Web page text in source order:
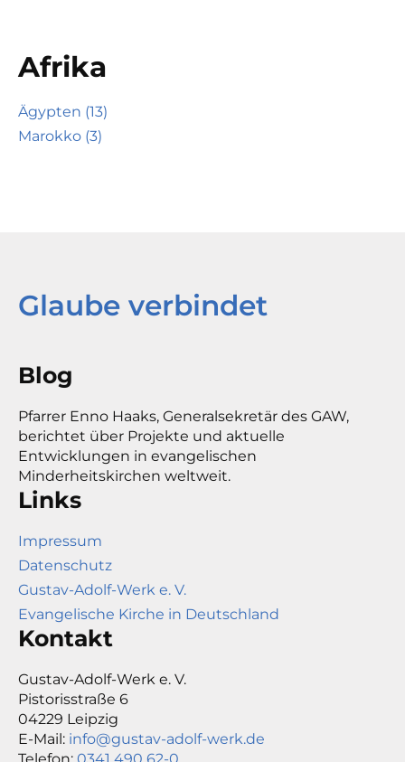
Afrika
Ägypten (13)
Marokko (3)
Glaube verbindet
Blog
Pfarrer Enno Haaks, Generalsekretär des GAW,
berichtet über Projekte und aktuelle
Entwicklungen in evangelischen
Minderheitskirchen weltweit.
Links
Impressum
Datenschutz
Gustav-Adolf-Werk e. V.
Evangelische Kirche in Deutschland
Kontakt
Gustav-Adolf-Werk e. V.
Pistorisstraße 6
04229 Leipzig
E-Mail: info@gustav-adolf-werk.de